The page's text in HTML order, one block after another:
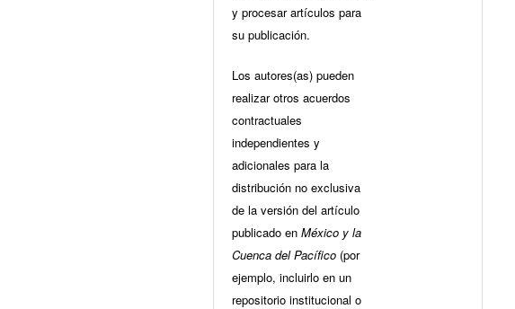
y procesar artículos para
su publicación.
Los autores(as) pueden
realizar otros acuerdos
contractuales
independientes y
adicionales para la
distribución no exclusiva
de la versión del artículo
publicado en México y la
Cuenca del Pacífico (por
ejemplo, incluirlo en un
repositorio institucional o